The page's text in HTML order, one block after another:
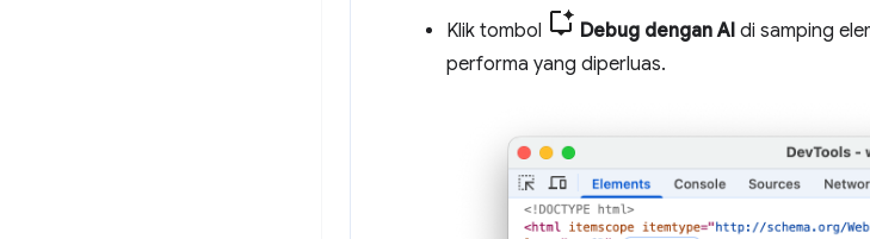
Klik tombol Debug dengan AI di samping
performa yang diperluas.